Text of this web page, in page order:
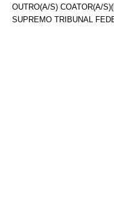
OUTRO(A/S) COATOR(A/
SUPREMO TRIBUNAL